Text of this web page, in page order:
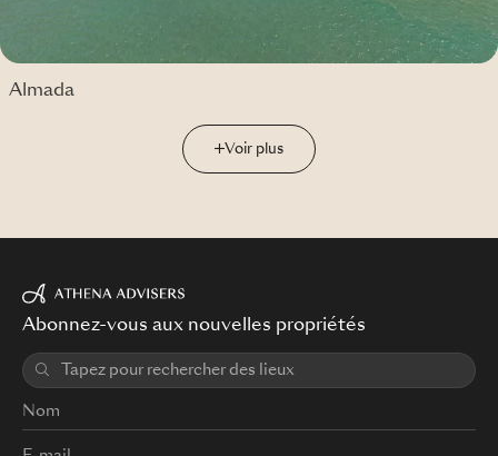
Almada
Voir plus
Abonnez-vous aux nouvelles propriétés